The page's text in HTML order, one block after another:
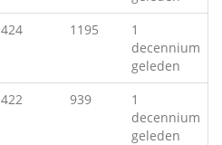
424 1195
1
decennium
geleden
422 939
1
decennium
geleden